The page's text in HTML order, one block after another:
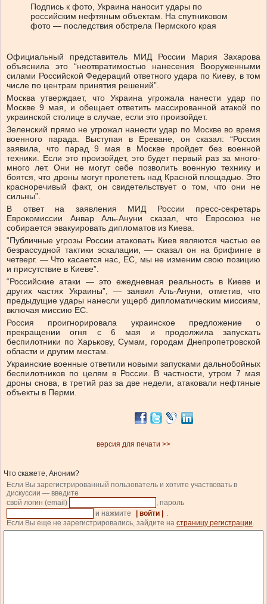
Подпись к фото, Украина наносит удары по
российским нефтяным объектам. На спутниковом
фото — последствия обстрела Пермского края
Официальный представитель МИД России Мария Захарова
объяснила это “неотвратимостью нанесения Вооруженными
силами Российской Федераций ответного удара по Киеву, в том
числе по центрам принятия решений”.
Москва утверждает, что Украина угрожала нанести удар по
Москве 9 мая, и обещает ответить массированной атакой по
украинской столице в случае, если это произойдет.
Зеленский прямо не угрожал нанести удар по Москве во время
военного парада. Выступая в Ереване, он сказал: “Россия
заявила, что парад 9 мая в Москве пройдет без военной
техники. Если это произойдет, это будет первый раз за много-
много лет. Они не могут себе позволить военную технику и
боятся, что дроны могут пролететь над Красной площадью. Это
красноречивый факт, он свидетельствует о том, что они не
сильны”.
В ответ на заявления МИД России пресс-секретарь
Еврокомиссии Анвар Аль-Ануни сказал, что Евросоюз не
собирается эвакуировать дипломатов из Киева.
“Публичные угрозы России атаковать Киев являются частью ее
безрассудной тактики эскалации, — сказал он на брифинге в
четверг. — Что касается нас, ЕС, мы не изменим свою позицию
и присутствие в Киеве”.
“Российские атаки — это ежедневная реальность в Киеве и
других частях Украины”, — заявил Аль-Ануни, отметив, что
предыдущие удары нанесли ущерб дипломатическим миссиям,
включая миссию ЕС.
Россия проигнорировала украинское предложение о
прекращении огня с 6 мая и продолжила запускать
беспилотники по Харькову, Сумам, городам Днепропетровской
области и другим местам.
Украинские военные ответили новыми запусками дальнобойных
беспилотников по целям в России. В частности, утром 7 мая
дроны снова, в третий раз за две недели, атаковали нефтяные
объекты в Перми.
версия для печати >>
Что скажете, Аноним?
Если Вы зарегистрированный пользователь и хотите участвовать в
дискуссии — введите
свой логин (email)
, пароль
и нажмите
| войти |
Если Вы еще не зарегистрировались, зайдите на страницу регистрации